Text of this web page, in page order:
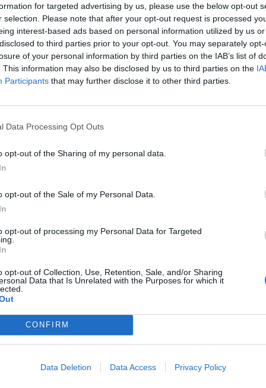
for targeted advertising by us, please use the below opt-out
selection. Please note that after your opt-out request is processed
interest-based ads based on personal information utilized by us
to third parties prior to your opt-out. You may separately
of your personal information by third parties on the IAB’s list of
This information may also be disclosed by us to third parties on the
Participants that may further disclose it to other third parties.
Data Processing Opt Outs
opt-out of the Sharing of my personal data.
opt-out of the Sale of my Personal Data.
opt-out of processing my Personal Data for Targeted
opt-out of Collection, Use, Retention, Sale, and/or Sharing
Data that Is Unrelated with the Purposes for which it
CONFIRM
Data Deletion Data Access Privacy Policy
kad dažnai šį renginį vertiname pagal tai, ar į jį
ar daug susirinko žmonių.
vaikams ir mums visiems sulaukti tos dienos, kada
ar atvažiuos, bet čia veržtųsi valdžios atstovai ir
pabaigą Ukrainoje